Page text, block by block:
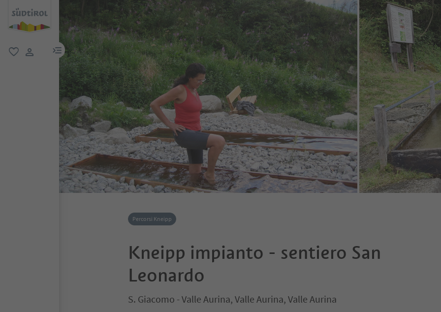
menu link
Percorsi Kneipp
Kneipp impianto - sentiero San
Leonardo
S. Giacomo - Valle Aurina, Valle Aurina, Valle Aurina